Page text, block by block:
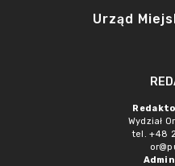
Urząd
Wydział
tel. +48